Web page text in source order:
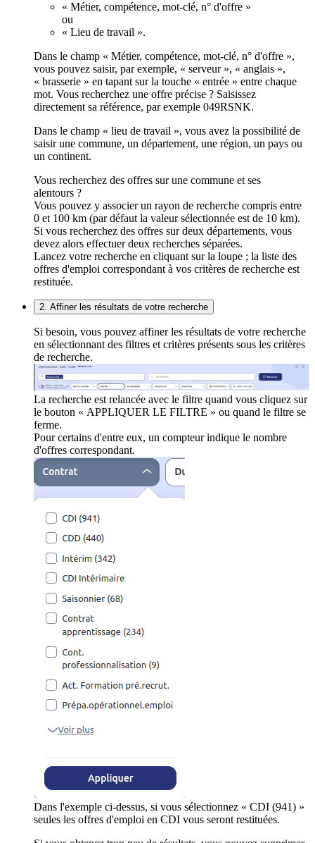
« Métier, compétence, mot-clé, n° d'offre »
ou
« Lieu de travail ».
Dans le champ « Métier, compétence, mot-clé, n° d'offre »,
vous pouvez saisir, par exemple, « serveur », « anglais »,
« brasserie » en tapant sur la touche « entrée » entre chaque
mot. Vous recherchez une offre précise ? Saisissez
directement sa référence, par exemple 049RSNK.
Dans le champ « lieu de travail », vous avez la possibilité de
saisir une commune, un département, une région, un pays ou
un continent.
Vous recherchez des offres sur une commune et ses
alentours ?
Vous pouvez y associer un rayon de recherche compris entre
0 et 100 km (par défaut la valeur sélectionnée est de 10 km).
Si vous recherchez des offres sur deux départements, vous
devez alors effectuer deux recherches séparées.
Lancez votre recherche en cliquant sur la loupe ; la liste des
offres d'emploi correspondant à vos critères de recherche est
restituée.
2. Affiner les résultats de votre recherche
Si besoin, vous pouvez affiner les résultats de votre recherche
en sélectionnant des filtres et critères présents sous les critères
de recherche.
La recherche est relancée avec le filtre quand vous cliquez sur
le bouton « APPLIQUER LE FILTRE » ou quand le filtre se
ferme.
Pour certains d'entre eux, un compteur indique le nombre
d'offres correspondant.
Dans l'exemple ci-dessus, si vous sélectionnez « CDI (941) »
seules les offres d'emploi en CDI vous seront restituées.